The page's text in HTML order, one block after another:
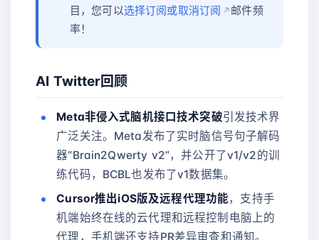
目，您可以选择订阅或取消订阅
邮件频
率！
AI Twitter回顾
Meta非侵入式脑机接口技术突破引发技术界
广泛关注。Meta发布了实时脑信号句子解码
器“Brain2Qwerty v2”，并公开了v1/v2的训
练代码，BCBL也发布了v1数据集。
Cursor推出iOS版及远程代理功能，支持手
机端始终在线的云代理和远程控制电脑上的
代理，手机端还支持PR差异审查和通知。